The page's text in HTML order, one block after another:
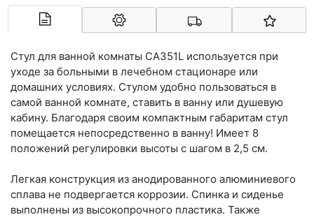
Арконт-Мед
Стул для ванной комнаты CA351L используется при
уходе за больными в лечебном стационаре или
домашних условиях. Стулом удобно пользоваться в
самой ванной комнате, ставить в ванну или душевую
кабину. Благодаря своим компактным габаритам стул
помещается непосредственно в ванну! Имеет 8
положений регулировки высоты с шагом в 2,5 см.
Легкая конструкция из анодированного алюминиевого
сплава не подвергается коррозии. Спинка и сиденье
выполнены из высокопрочного пластика. Также